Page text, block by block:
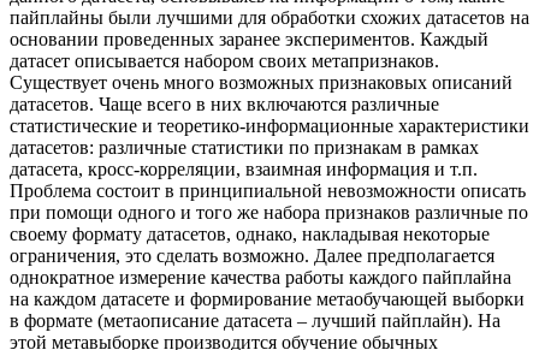
пайплайны были лучшими для обработки схожих датасетов на
основании проведенных заранее экспериментов. Каждый
датасет описывается набором своих метапризнаков.
Существует очень много возможных признаковых описаний
датасетов. Чаще всего в них включаются различные
статистические и теоретико-информационные характеристики
датасетов: различные статистики по признакам в рамках
датасета, кросс-корреляции, взаимная информация и т.п.
Проблема состоит в принципиальной невозможности описать
при помощи одного и того же набора признаков различные по
своему формату датасетов, однако, накладывая некоторые
ограничения, это сделать возможно. Далее предполагается
однократное измерение качества работы каждого пайплайна
на каждом датасете и формирование метаобучающей выборки
в формате (метаописание датасета – лучший пайплайн). На
этой метавыборке производится обучение обычных